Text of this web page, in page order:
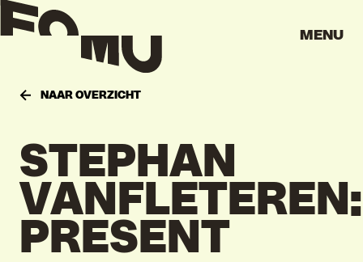
MENU
NAAR OVERZICHT
STEPHAN
VANFLETEREN:
PRESENT